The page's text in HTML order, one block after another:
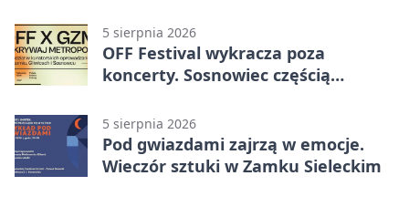
przed przerwą
5 sierpnia 2026
OFF Festival wykracza poza
koncerty. Sosnowiec częścią
5 sierpnia 2026
Pod gwiazdami zajrzą w emocje.
Wieczór sztuki w Zamku Sieleckim